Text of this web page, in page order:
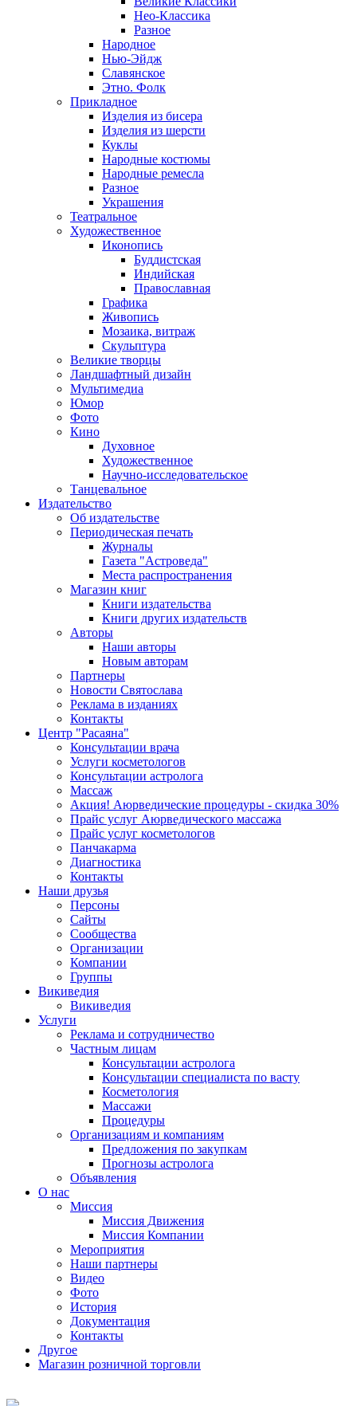
Нео-Классика
Разное
Народное
Нью-Эйдж
Славянское
Этно. Фолк
Прикладное
Изделия из бисера
Изделия из шерсти
Куклы
Народные костюмы
Народные ремесла
Разное
Украшения
Театральное
Художественное
Иконопись
Буддистская
Индийская
Православная
Графика
Живопись
Мозаика, витраж
Скульптура
Великие творцы
Ландшафтный дизайн
Мультимедиа
Юмор
Фото
Кино
Духовное
Художественное
Научно-исследовательское
Танцевальное
Издательство
Об издательстве
Периодическая печать
Журналы
Газета "Астроведа"
Места распространения
Магазин книг
Книги издательства
Книги других издательств
Авторы
Наши авторы
Новым авторам
Партнеры
Новости Святослава
Реклама в изданиях
Контакты
Центр "Расаяна"
Консультации врача
Услуги косметологов
Консультации астролога
Массаж
Акция! Аюрведические процедуры - скидка 30%
Прайс услуг Аюрведического массажа
Прайс услуг косметологов
Панчакарма
Диагностика
Контакты
Наши друзья
Персоны
Сайты
Сообщества
Организации
Компании
Группы
Викиведия
Викиведия
Услуги
Реклама и сотрудничество
Частным лицам
Консультации астролога
Консультации специалиста по васту
Косметология
Массажи
Процедуры
Организациям и компаниям
Предложения по закупкам
Прогнозы астролога
Объявления
О нас
Миссия
Миссия Движения
Миссия Компании
Мероприятия
Наши партнеры
Видео
Фото
История
Документация
Контакты
Другое
Магазин розничной торговли